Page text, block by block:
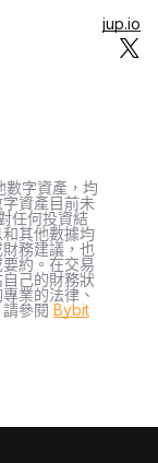
jup.io
數字資產，均
資產目前未
任何投資結
其他數據均
務建議，也
約。在交易
己的財務狀
業的法律、
參閱 Bybit